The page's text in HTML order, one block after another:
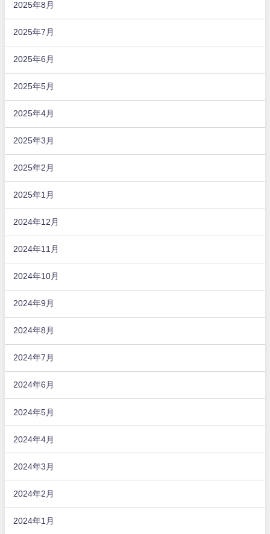
2025年8月
2025年7月
2025年6月
2025年5月
2025年4月
2025年3月
2025年2月
2025年1月
2024年12月
2024年11月
2024年10月
2024年9月
2024年8月
2024年7月
2024年6月
2024年5月
2024年4月
2024年3月
2024年2月
2024年1月